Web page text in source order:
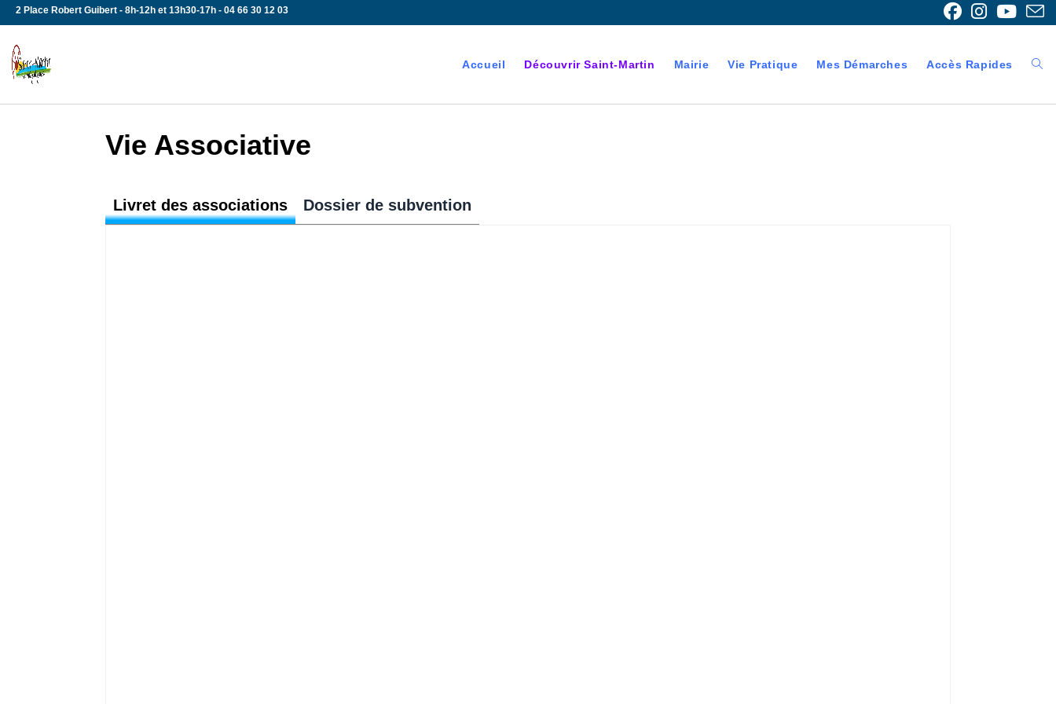
Skip
to
content
2 Place Robert Guibert - 8h-12h et 13h30-17h - 04 66 30 12 03
Accueil Découvrir Saint-Martin Mairie Vie Pratique Mes Démarches Accès Rapides
Vie Associative
Livret des associations Dossier de subvention